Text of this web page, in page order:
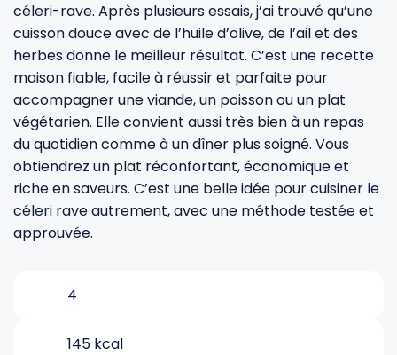
Gourdes
Glaçons
Tires-bouchons
Couteaux tartineurs
Aiguiseurs
Planches à découper
céleri-rave. Après plusieurs essais, j’ai trouvé qu’une
cuisson douce avec de l’huile d’olive, de l’ail et des
herbes donne le meilleur résultat. C’est une recette
maison fiable, facile à réussir et parfaite pour
accompagner une viande, un poisson ou un plat
végétarien. Elle convient aussi très bien à un repas
du quotidien comme à un dîner plus soigné. Vous
obtiendrez un plat réconfortant, économique et
riche en saveurs. C’est une belle idée pour cuisiner le
céleri rave autrement, avec une méthode testée et
approuvée.
4
145 kcal